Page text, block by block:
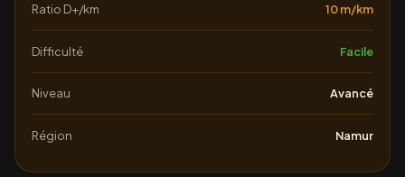
Ratio D+/km 10 m/km
Difficulté Facile
Niveau Avancé
Région Namur